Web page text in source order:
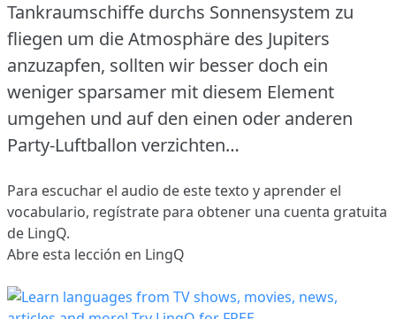
Tankraumschiffe durchs Sonnensystem zu
fliegen um die Atmosphäre des Jupiters
anzuzapfen, sollten wir besser doch ein
weniger sparsamer mit diesem Element
umgehen und auf den einen oder anderen
Party-Luftballon verzichten…
Para escuchar el audio de este texto y aprender el
vocabulario, regístrate para obtener una cuenta gratuita
de LingQ.
Abre esta lección en LingQ